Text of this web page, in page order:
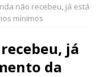
não recebeu, já está
mínimos
já
da